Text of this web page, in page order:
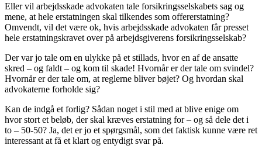
Eller vil arbejdsskade advokaten tale forsikringsselskabets sag og
mene, at hele erstatningen skal tilkendes som offererstatning?
Omvendt, vil det være ok, hvis arbejdsskade advokaten får presset
hele erstatningskravet over på arbejdsgiverens forsikringsselskab?
Der var jo tale om en ulykke på et stillads, hvor en af de ansatte
skred – og faldt – og kom til skade! Hvornår er der tale om svindel?
Hvornår er der tale om, at reglerne bliver bøjet? Og hvordan skal
advokaterne forholde sig?
Kan de indgå et forlig? Sådan noget i stil med at blive enige om
hvor stort et beløb, der skal kræves erstatning for – og så dele det i
to – 50-50? Ja, det er jo et spørgsmål, som det faktisk kunne være ret
interessant at få et klart og entydigt svar på.